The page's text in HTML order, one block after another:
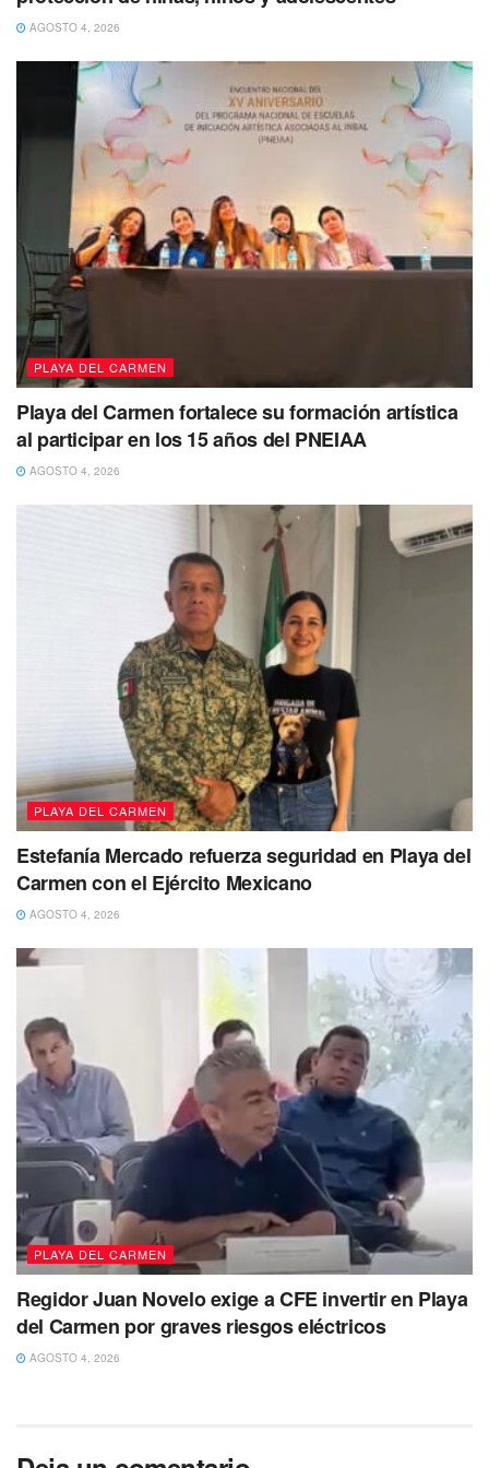
comunidad”.
Puedes volver a Leer
AGOSTO 4, 2026
PLAYA DEL CARMEN
Playa del Carmen fortalece su formación artística
al participar en los 15 años del PNEIAA
AGOSTO 4, 2026
PLAYA DEL CARMEN
Estefanía Mercado refuerza seguridad en Playa del
Carmen con el Ejército Mexicano
AGOSTO 4, 2026
PLAYA DEL CARMEN
Regidor Juan Novelo exige a CFE invertir en Playa
del Carmen por graves riesgos eléctricos
AGOSTO 4, 2026